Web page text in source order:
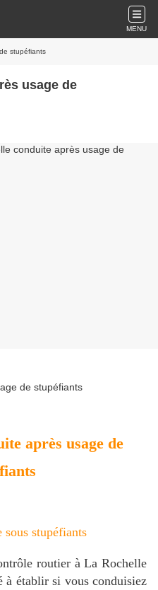
MENU
stupéfiants
usage de
après usage de
stupéfiants
routier à La Rochelle
à établir si vous conduisiez